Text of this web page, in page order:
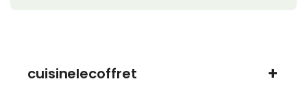
cuisinelecoffret